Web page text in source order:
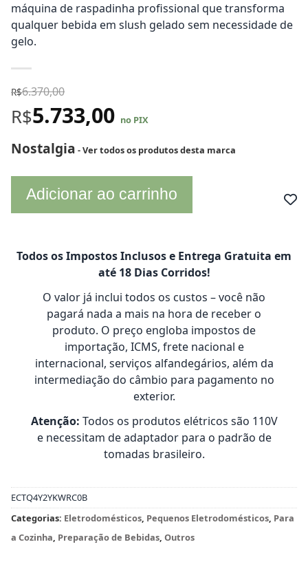
máquina de raspadinha profissional que transforma
qualquer bebida em slush gelado sem necessidade de
gelo.
R$6.370,00
R$5.733,00 no PIX
Nostalgia - Ver todos os produtos desta marca
Adicionar ao carrinho
Todos os Impostos Inclusos e Entrega Gratuita em
até 18 Dias Corridos!
O valor já inclui todos os custos – você não
pagará nada a mais na hora de receber o
produto. O preço engloba impostos de
importação, ICMS, frete nacional e
internacional, serviços alfandegários, além da
intermediação do câmbio para pagamento no
exterior.
Atenção: Todos os produtos elétricos são 110V
e necessitam de adaptador para o padrão de
tomadas brasileiro.
ECTQ4Y2YKWRC0B
Categorias: Eletrodomésticos, Pequenos Eletrodomésticos, Para
a Cozinha, Preparação de Bebidas, Outros